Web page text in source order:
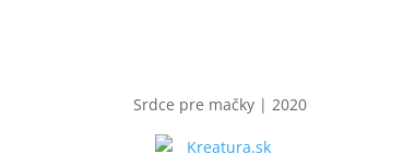
Srdce pre mačky | 2020